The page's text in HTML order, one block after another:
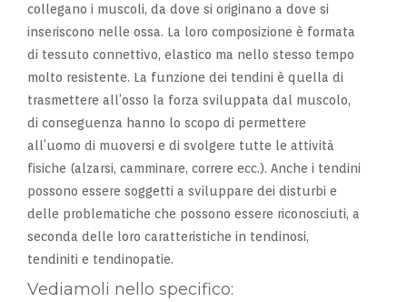
collegano i muscoli, da dove si originano a dove si
inseriscono nelle ossa. La loro composizione è formata
di tessuto connettivo, elastico ma nello stesso tempo
molto resistente. La funzione dei tendini è quella di
trasmettere all’osso la forza sviluppata dal muscolo,
di conseguenza hanno lo scopo di permettere
all’uomo di muoversi e di svolgere tutte le attività
fisiche (alzarsi, camminare, correre ecc.). Anche i tendini
possono essere soggetti a sviluppare dei disturbi e
delle problematiche che possono essere riconosciuti, a
seconda delle loro caratteristiche in tendinosi,
tendiniti e tendinopatie.
Vediamoli nello specifico: